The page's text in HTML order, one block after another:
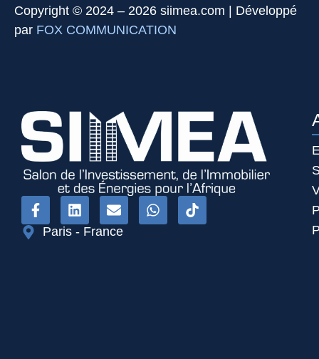
Copyright © 2024 – 2026 siimea.com | Développé
par FOX COMMUNICATION
Paris - France